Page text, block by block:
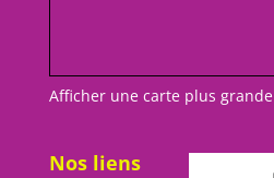
Afficher une carte plus grande
Nos liens